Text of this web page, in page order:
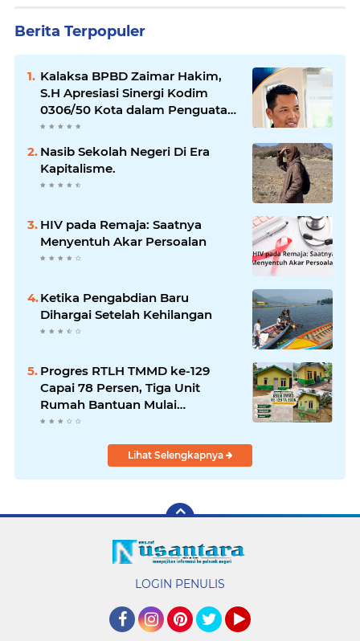
Berita Terpopuler
Kalaksa BPBD Zaimar Hakim,
S.H Apresiasi Sinergi Kodim
0306/50 Kota dalam Penguatan
Mitigasi dan Penanganan
Bencana
Nasib Sekolah Negeri Di Era
Kapitalisme.
HIV pada Remaja: Saatnya
Menyentuh Akar Persoalan
Ketika Pengabdian Baru
Dihargai Setelah Kehilangan
Progres RTLH TMMD ke-129
Capai 78 Persen, Tiga Unit
Rumah Bantuan Mulai
Rampung
Lihat Selengkapnya
LOGIN PENULIS